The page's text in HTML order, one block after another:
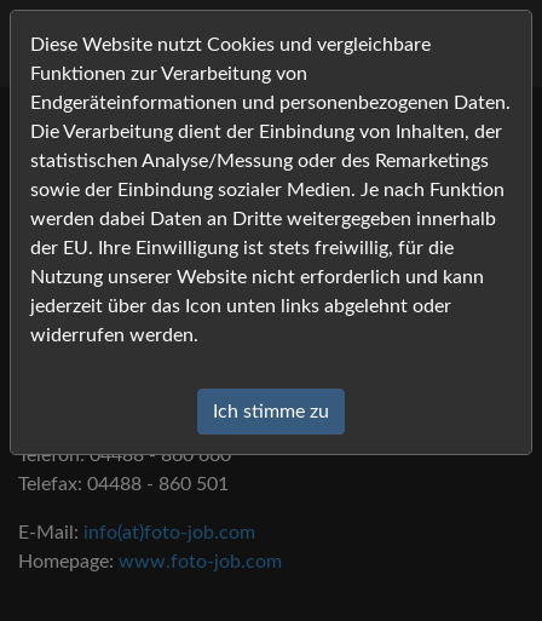
Impressum
Foto-Job.com
Telefon: 04488 - 860 660
Telefax: 04488 - 860 501
E-Mail: info(at)foto-job.com
Homepage: www.foto-job.com
Diese Website nutzt Cookies und vergleichbare
Funktionen zur Verarbeitung von
Endgeräteinformationen und personenbezogenen Daten.
Die Verarbeitung dient der Einbindung von Inhalten, der
statistischen Analyse/Messung oder des Remarketings
sowie der Einbindung sozialer Medien. Je nach Funktion
werden dabei Daten an Dritte weitergegeben innerhalb
der EU. Ihre Einwilligung ist stets freiwillig, für die
Nutzung unserer Website nicht erforderlich und kann
jederzeit über das Icon unten links abgelehnt oder
widerrufen werden.
Ich stimme zu